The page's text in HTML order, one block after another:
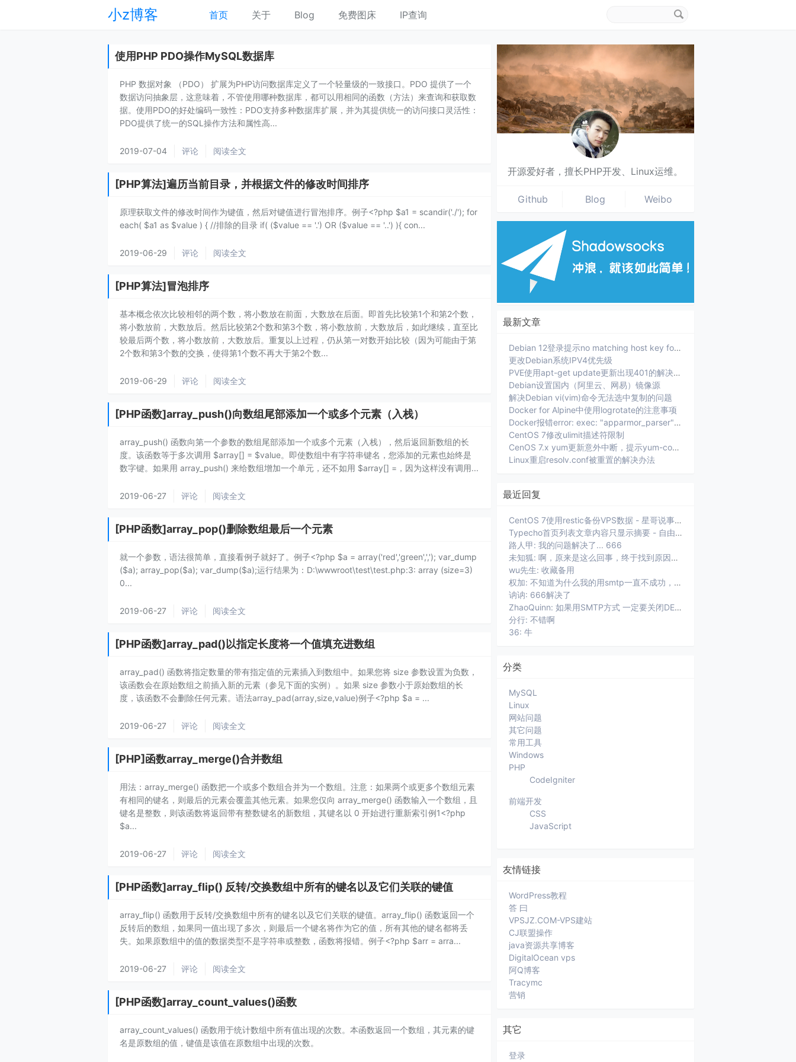
小z博客 首页 关于 Blog 免费图床 IP查询
键
字
使用PHP PDO操作MySQL数据库
PHP 数据对象 （PDO） 扩展为PHP访问数据库定义了一个轻量级的一致接口。PDO 提供了一个
数据访问抽象层，这意味着，不管使用哪种数据库，都可以用相同的函数（方法）来查询和获取数
据。使用PDO的好处编码一致性：PDO支持多种数据库扩展，并为其提供统一的访问接口灵活性：
PDO提供了统一的SQL操作方法和属性高...
2019-07-04 评论 阅读全文
[PHP算法]遍历当前目录，并根据文件的修改时间排序
原理获取文件的修改时间作为键值，然后对键值进行冒泡排序。例子<?php $a1 = scandir('./'); for
each( $a1 as $value ) { //排除的目录 if( ($value == '.') OR ($value == '..') ){ con...
2019-06-29 评论 阅读全文
[PHP算法]冒泡排序
基本概念依次比较相邻的两个数，将小数放在前面，大数放在后面。即首先比较第1个和第2个数，
将小数放前，大数放后。然后比较第2个数和第3个数，将小数放前，大数放后，如此继续，直至比
较最后两个数，将小数放前，大数放后。重复以上过程，仍从第一对数开始比较（因为可能由于第
2个数和第3个数的交换，使得第1个数不再大于第2个数...
2019-06-29 评论 阅读全文
[PHP函数]array_push()向数组尾部添加一个或多个元素（入栈）
array_push() 函数向第一个参数的数组尾部添加一个或多个元素（入栈），然后返回新数组的长
度。该函数等于多次调用 $array[] = $value。即使数组中有字符串键名，您添加的元素也始终是
数字键。如果用 array_push() 来给数组增加一个单元，还不如用 $array[] =，因为这样没有调用...
2019-06-27 评论 阅读全文
[PHP函数]array_pop()删除数组最后一个元素
就一个参数，语法很简单，直接看例子就好了。例子<?php $a = array('red','green',','); var_dump
($a); array_pop($a); var_dump($a);运行结果为：D:\wwwroot\test\test.php:3: array (size=3)
0...
2019-06-27 评论 阅读全文
[PHP函数]array_pad()以指定长度将一个值填充进数组
array_pad() 函数将指定数量的带有指定值的元素插入到数组中。如果您将 size 参数设置为负数，
该函数会在原始数组之前插入新的元素（参见下面的实例）。如果 size 参数小于原始数组的长
度，该函数不会删除任何元素。语法array_pad(array,size,value)例子<?php $a = ...
2019-06-27 评论 阅读全文
[PHP]函数array_merge()合并数组
用法：array_merge() 函数把一个或多个数组合并为一个数组。注意：如果两个或更多个数组元素
有相同的键名，则最后的元素会覆盖其他元素。如果您仅向 array_merge() 函数输入一个数组，且
键名是整数，则该函数将返回带有整数键名的新数组，其键名以 0 开始进行重新索引例1<?php
$a...
2019-06-27 评论 阅读全文
[PHP函数]array_flip() 反转/交换数组中所有的键名以及它们关联的键值
array_flip() 函数用于反转/交换数组中所有的键名以及它们关联的键值。array_flip() 函数返回一个
反转后的数组，如果同一值出现了多次，则最后一个键名将作为它的值，所有其他的键名都将丢
失。如果原数组中的值的数据类型不是字符串或整数，函数将报错。例子<?php $arr = arra...
2019-06-27 评论 阅读全文
[PHP函数]array_count_values()函数
array_count_values() 函数用于统计数组中所有值出现的次数。本函数返回一个数组，其元素的键
名是原数组的值，键值是该值在原数组中出现的次数。
开源爱好者，擅长PHP开发、Linux运维。
Github Blog Weibo
最新文章
Debian 12登录提示no matching host key format
更改Debian系统IPV4优先级
PVE使用apt-get update更新出现401的解决办法
Debian设置国内（阿里云、网易）镜像源
解决Debian vi(vim)命令无法选中复制的问题
Docker for Alpine中使用logrotate的注意事项
Docker报错error: exec: "apparmor_parser": executable file not found in $PATH.
CentOS 7修改ulimit描述符限制
CenOS 7.x yum更新意外中断，提示yum-complete-transaction
Linux重启resolv.conf被重置的解决办法
最近回复
CentOS 7使用restic备份VPS数据 - 星哥说事: [...]xiaoz 选择的是将当前服务器数据通过 SFTP 方...
Typecho首页列表文章内容只显示摘要 - 自由鱼: [...]用了Typecho以后，遇到的第一个问题就是首页摘要显...
路人甲: 我的问题解决了... 666
未知狐: 啊，原来是这么回事，终于找到原因了。
wu先生: 收藏备用
权加: 不知道为什么我的用smtp一直不成功，老提示：SMTP连接失败，...
讷讷: 666解决了
ZhaoQuinn: 如果用SMTP方式 一定要关闭DEBUG功能 不然usr/plu...
分行: 不错啊
36: 牛
分类
MySQL
Linux
网站问题
其它问题
常用工具
Windows
PHP
CodeIgniter
前端开发
CSS
JavaScript
友情链接
WordPress教程
答 曰
VPSJZ.COM-VPS建站
CJ联盟操作
java资源共享博客
DigitalOcean vps
阿Q博客
Tracymc
营销
其它
登录